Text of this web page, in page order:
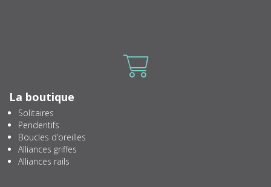
La boutique
Solitaires
Pendentifs
Boucles d’oreilles
Alliances griffes
Alliances rails